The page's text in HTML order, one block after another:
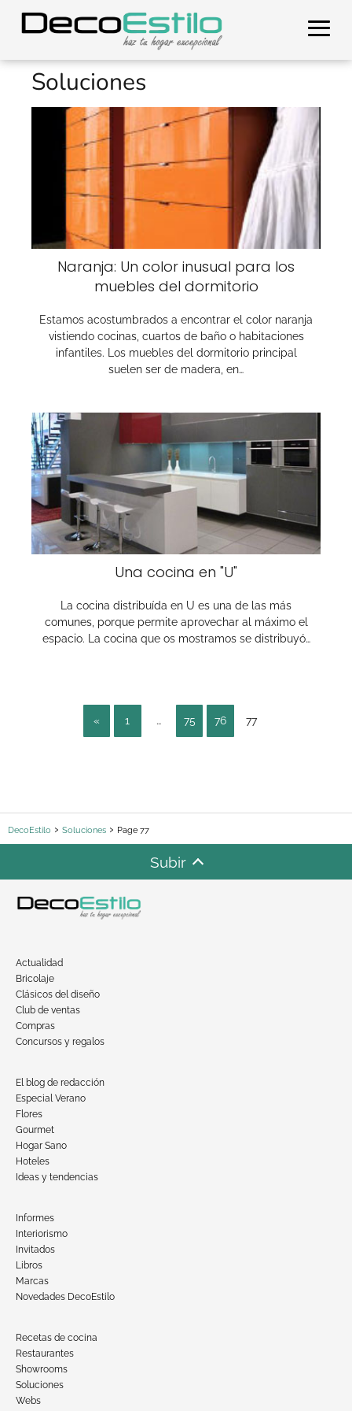
Soluciones
Naranja: Un color inusual para los
muebles del dormitorio
Estamos acostumbrados a encontrar el color naranja
vistiendo cocinas, cuartos de baño o habitaciones
infantiles. Los muebles del dormitorio principal
suelen ser de madera, en…
Una cocina en "U"
La cocina distribuída en U es una de las más
comunes, porque permite aprovechar al máximo el
espacio. La cocina que os mostramos se distribuyó…
« 1 … 75 76 77
DecoEstilo Soluciones Page 77
Subir
Actualidad
Bricolaje
Clásicos del diseño
Club de ventas
Compras
Concursos y regalos
El blog de redacción
Especial Verano
Flores
Gourmet
Hogar Sano
Hoteles
Ideas y tendencias
Informes
Interiorismo
Invitados
Libros
Marcas
Novedades DecoEstilo
Recetas de cocina
Restaurantes
Showrooms
Soluciones
Webs